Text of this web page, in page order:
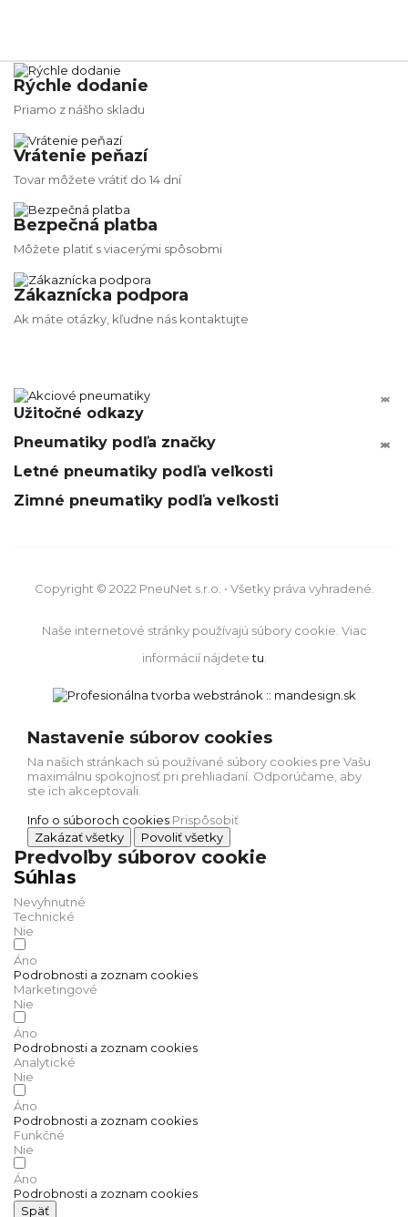
Rýchle dodanie
Priamo z nášho skladu
Vrátenie peňazí
Tovar môžete vrátiť do 14 dní
Bezpečná platba
Môžete platiť s viacerými spôsobmi
Zákaznícka podpora
Ak máte otázky, kľudne nás kontaktujte
Užitočné odkazy


Pneumatiky podľa značky 

Letné pneumatiky podľa veľkosti


Zimné pneumatiky podľa veľkosti


Copyright © 2022 PneuNet s.r.o. • Všetky práva vyhradené.
Naše internetové stránky používajú súbory cookie. Viac
informácií nájdetetu
Nastavenie súborov cookies
Na našich stránkach sú používané súbory cookies pre Vašu
maximálnu spokojnosť pri prehliadaní. Odporúčame, aby
ste ich akceptovali.
Info o súboroch cookies Prispôsobiť
Zakázať všetky
Povoliť všetky
Predvoľby súborov cookie
Súhlas
Nevyhnutné
Technické
Nie
Áno
Podrobnosti a zoznam cookies
Marketingové
Nie
Áno
Podrobnosti a zoznam cookies
Analytické
Nie
Áno
Podrobnosti a zoznam cookies
Funkčné
Nie
Áno
Podrobnosti a zoznam cookies
Späť